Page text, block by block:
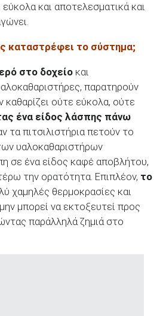
εύκολα και αποτελεσματικά και
καταστρέφει το σύστημα;
στο δοχείο και
παρατηρούν
καθαρίζει ούτε εύκολα, ούτε
ένα είδος λάσπης πάνω
τα πιτσιλιστήρια πετούν το
υαλοκαθαριστήρων
σε ένα είδος καφέ αποβλήτου,
την ορατότητα. Επιπλέον, το
χαμηλές θερμοκρασίες και
μπορεί να εκτοξευτεί προς
παράλληλά ζημιά στο